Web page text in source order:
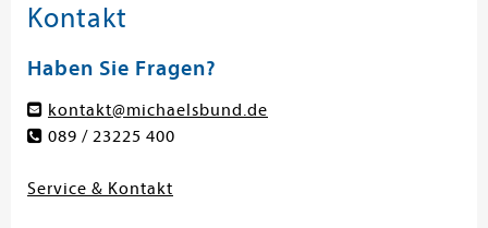
Kontakt
Haben Sie Fragen?
kontakt@michaelsbund.de
089 / 23225 400
Service & Kontakt